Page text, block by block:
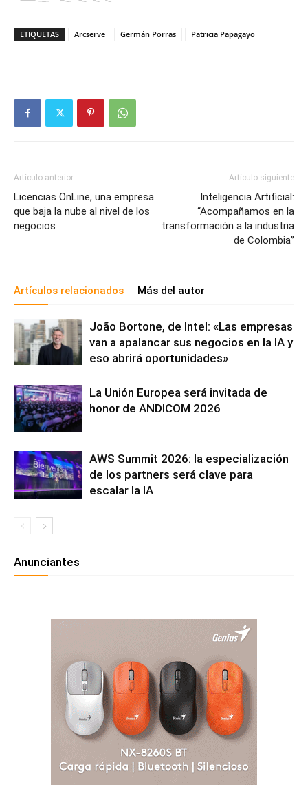
ETIQUETAS Arcserve Germán Porras Patricia Papagayo
Artículo anterior
Licencias OnLine, una empresa
que baja la nube al nivel de los
negocios
Artículo siguiente
Inteligencia Artificial:
“Acompañamos en la
transformación a la industria
de Colombia”
Artículos relacionados Más del autor
João Bortone, de Intel: «Las empresas
van a apalancar sus negocios en la IA y
eso abrirá oportunidades»
La Unión Europea será invitada de
honor de ANDICOM 2026
AWS Summit 2026: la especialización
de los partners será clave para
escalar la IA
Anunciantes